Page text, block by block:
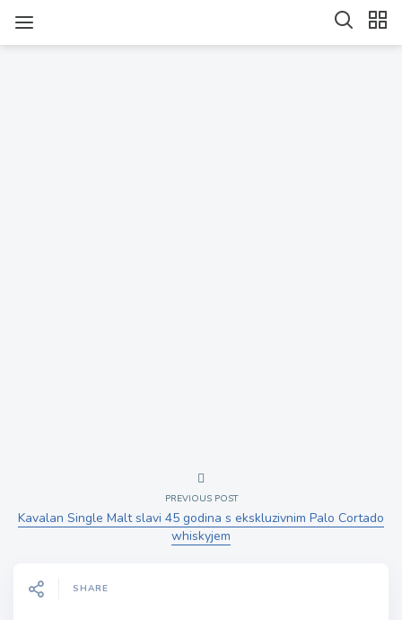
PREVIOUS POST
Kavalan Single Malt slavi 45 godina s ekskluzivnim Palo Cortado
whiskyjem
SHARE